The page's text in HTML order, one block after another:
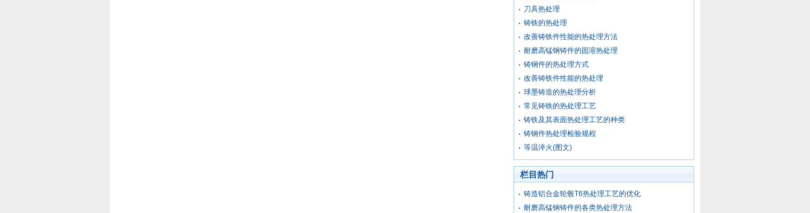
刀具热处理
铸铁的热处理
改善铸铁件性能的热处理方法
耐磨高锰钢铸件的固溶热处理
铸钢件的热处理方式
改善铸铁件性能的热处理
球墨铸造的热处理分析
常见铸铁的热处理工艺
铸铁及其表面热处理工艺的种类
铸钢件热处理检验规程
等温淬火(图文)
栏目热门
铸造铝合金轮毂T6热处理工艺的优化
耐磨高锰钢铸件的各类热处理方法